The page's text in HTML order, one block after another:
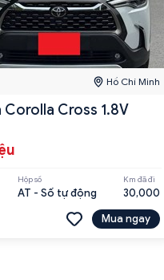
Hồ Chí Minh
Cross 1.8V
Hộp số
AT - Số tự động
Km đã đi
30,000
Mua ngay